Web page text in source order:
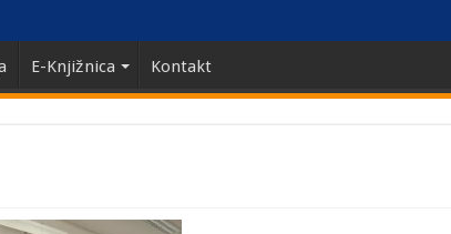
E-Knjižnica Kontakt